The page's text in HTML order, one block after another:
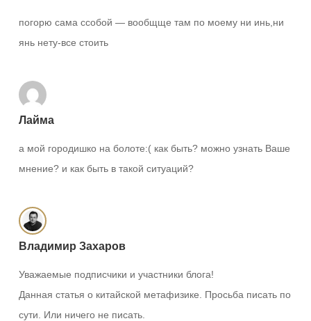
погорю сама ссобой — вообщще там по моему ни инь,ни
янь нету-все стоить
Лайма
а мой городишко на болоте:( как быть? можно узнать Ваше
мнение? и как быть в такой ситуаций?
Владимир Захаров
Уважаемые подписчики и участники блога!
Данная статья о китайской метафизике. Просьба писать по
сути. Или ничего не писать.